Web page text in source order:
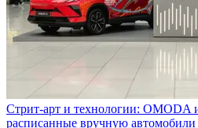
Стрит-арт и технологии: OMODA
расписанные вручную